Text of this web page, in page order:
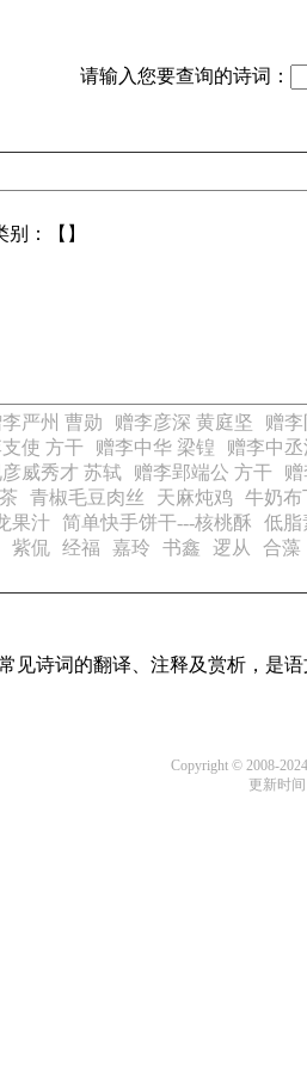
请输入您要查询的诗词：
：【】
严州 曹勋 赠李彦深 黄庭坚 赠
使 方干 赠李中华 梁锽 赠李中
威秀才 苏轼 赠李郢端公 方干
青椒毛豆肉丝 天麻炖鸡 牛奶布
果汁 简单快手饼干---核桃酥 低脂
紫侃 经福 嘉玲 书鑫 逻从 合藻
见诗词的翻译、注释及赏析，是语
Copyright © 2008-
更新时间